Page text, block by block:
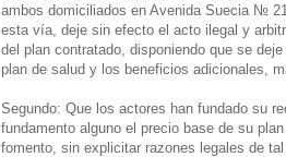
ambos domiciliados en Avenida Suecia №
esta vía, deje sin efecto el acto ilegal y
del plan contratado, disponiendo que se
plan de salud y los beneficios adicionales,
Segundo: Que los actores han fundado su
fundamento alguno el precio base de su
fomento, sin explicitar razones legales de tal